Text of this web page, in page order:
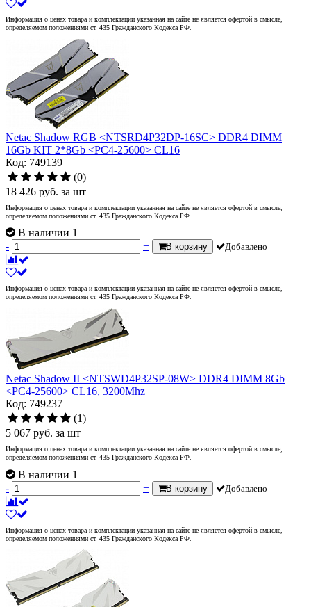
Информация о ценах товара и комплектации указанная на сайте не является офертой в смысле,
определяемом положениями ст. 435 Гражданского Кодекса РФ.
Netac Shadow RGB <NTSRD4P32DP-16SC> DDR4 DIMM
16Gb KIT 2*8Gb <PC4-25600> CL16
Код: 749139
(0)
18 426 руб. за шт
Информация о ценах товара и комплектации указанная на сайте не является офертой в смысле,
определяемом положениями ст. 435 Гражданского Кодекса РФ.
В наличии 1
-
+ В корзину Добавлено
Информация о ценах товара и комплектации указанная на сайте не является офертой в смысле,
определяемом положениями ст. 435 Гражданского Кодекса РФ.
Netac Shadow II <NTSWD4P32SP-08W> DDR4 DIMM 8Gb
<PC4-25600> CL16, 3200Mhz
Код: 749237
(1)
5 067 руб. за шт
Информация о ценах товара и комплектации указанная на сайте не является офертой в смысле,
определяемом положениями ст. 435 Гражданского Кодекса РФ.
В наличии 1
-
+ В корзину Добавлено
Информация о ценах товара и комплектации указанная на сайте не является офертой в смысле,
определяемом положениями ст. 435 Гражданского Кодекса РФ.